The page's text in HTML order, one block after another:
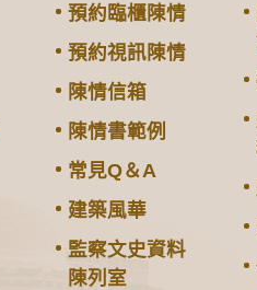
預約臨櫃陳情
預約視訊陳情
陳情信箱
陳情書範例
常見Q＆A
建築風華
監察文史資料
陳列室